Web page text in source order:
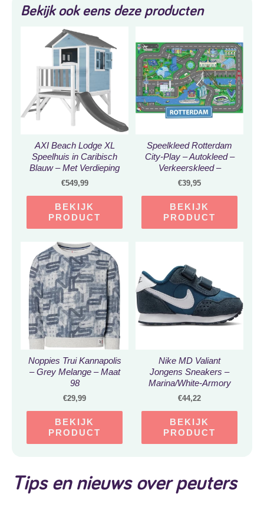
Bekijk ook eens deze producten
AXI Beach Lodge XL
Speelhuis in Caribisch
Blauw – Met Verdieping
en Grijze Glijbaan –
buiten – FSC hout –
Speeltoestel voor
€549,99
BEKIJK
PRODUCT
Speelkleed Rotterdam
City-Play – Autokleed –
Verkeerskleed –
Speelmat Rotterdam
€39,95
BEKIJK
PRODUCT
Noppies Trui Kannapolis
– Grey Melange – Maat
98
€29,99
BEKIJK
PRODUCT
Nike MD Valiant
Jongens Sneakers –
Marina/White-Armory
Navy – Maat 27
€44,22
BEKIJK
PRODUCT
Tips en nieuws over peuters